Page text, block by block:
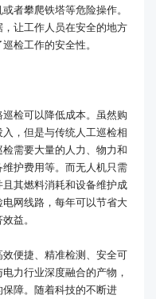
者攀爬铁塔等危险操作。
让工作人员在安全的地方
检工作的安全性。
检可以降低成本。虽然购
，但是与传统人工巡检相
需要大量的人力、物力和
护费用等。而无人机只需
其燃料消耗和设备维护成
网线路，每年可以节省大
益。
便捷、精准检测、安全可
力行业深度融合的产物，
障。随着科技的不断进